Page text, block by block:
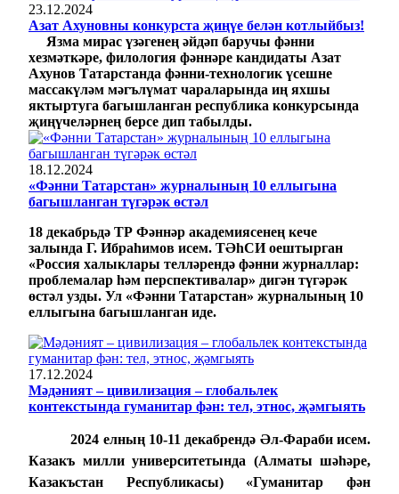
23.12.2024
Азат Ахуновны конкурста җиңүе белән котлыйбыз!
Язма мирас үзәгенең әйдәп баручы фәнни
хезмәткәре, филология фәннәре кандидаты Азат
Ахунов Татарстанда фәнни-технологик үсешне
массакүләм мәгълүмат чараларында иң яхшы
яктыртуга багышланган республика конкурсында
җиңүчеләрнең берсе дип табылды.
18.12.2024
«Фәнни Татарстан» журналының 10 еллыгына
багышланган түгәрәк өстәл
18 декабрьдә ТР Фәннәр академиясенең кече
залында Г. Ибраһимов исем. ТӘһСИ оештырган
«Россия халыклары телләрендә фәнни журналлар:
проблемалар һәм перспективалар» дигән түгәрәк
өстәл узды. Ул «Фәнни Татарстан» журналының 10
еллыгына багышланган иде.
17.12.2024
Мәдәният – цивилизация – глобальлек
контекстында гуманитар фән: тел, этнос, җәмгыять
2024 елның 10-11 декабрендә Әл-Фараби исем.
Казакъ милли университетында (Алматы шәһәре,
Казакъстан Республикасы) «Гуманитар фән